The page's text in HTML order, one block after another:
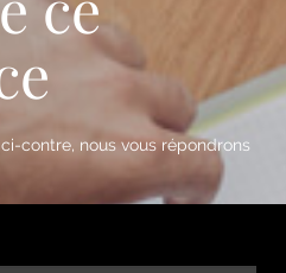
contre, nous vous répondrons